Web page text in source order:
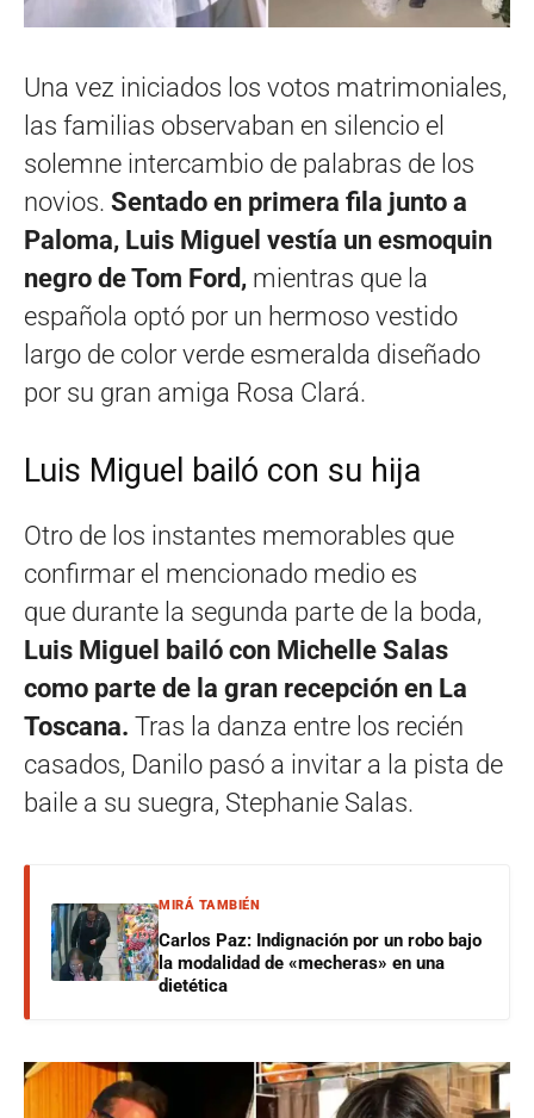
Una vez iniciados los votos matrimoniales,
las familias observaban en silencio el
solemne intercambio de palabras de los
novios. Sentado en primera fila junto a
Paloma, Luis Miguel vestía un esmoquin
negro de Tom Ford, mientras que la
española optó por un hermoso vestido
largo de color verde esmeralda diseñado
por su gran amiga Rosa Clará.
Luis Miguel bailó con su hija
Otro de los instantes memorables que
confirmar el mencionado medio es
que durante la segunda parte de la boda,
Luis Miguel bailó con Michelle Salas
como parte de la gran recepción en La
Toscana. Tras la danza entre los recién
casados, Danilo pasó a invitar a la pista de
baile a su suegra, Stephanie Salas.
MIRÁ TAMBIÉN
Carlos Paz: Indignación por un robo bajo
la modalidad de «mecheras» en una
dietética